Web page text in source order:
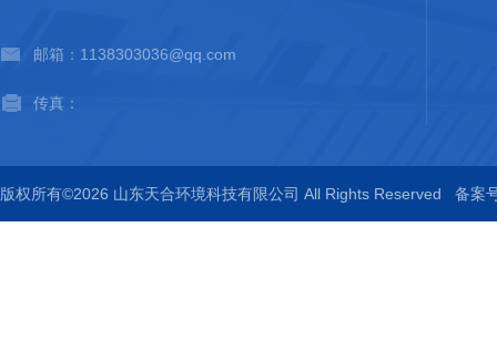
邮箱：1138303036@qq.com
传真：
版权所有©2026 山东天合环境科技有限公司 All Rights Reserved 备案